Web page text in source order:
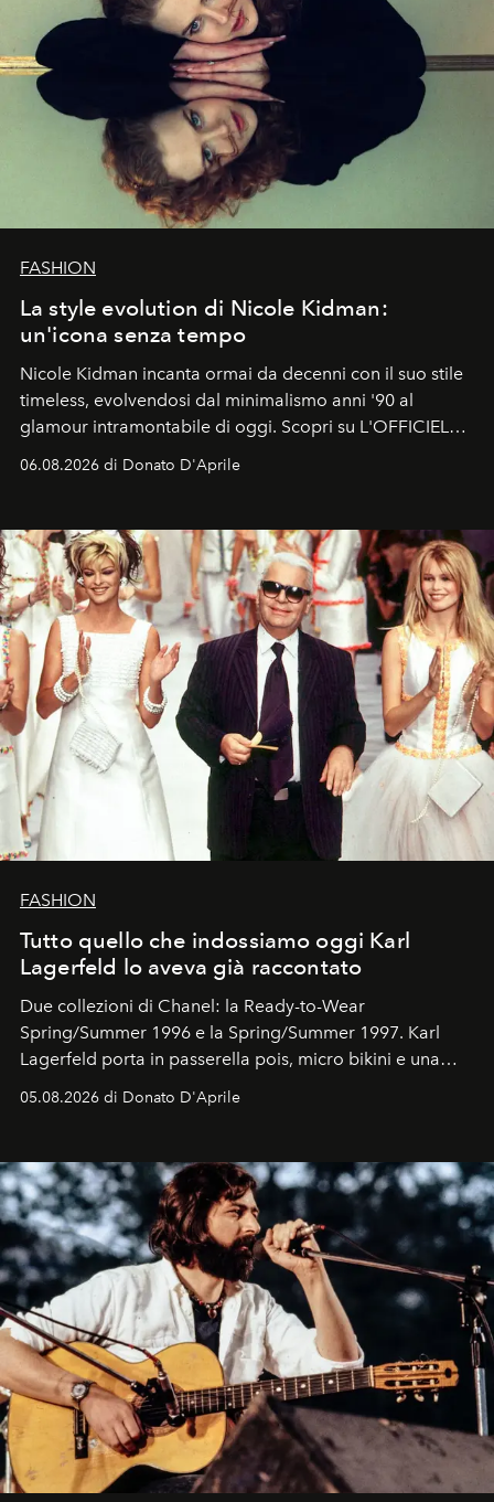
FASHION
La style evolution di Nicole Kidman:
un'icona senza tempo
Nicole Kidman incanta ormai da decenni con il suo stile
timeless, evolvendosi dal minimalismo anni '90 al
glamour intramontabile di oggi. Scopri su L'OFFICIEL
06.08.2026 di Donato D'Aprile
FASHION
Tutto quello che indossiamo oggi Karl
Lagerfeld lo aveva già raccontato
Due collezioni di Chanel: la Ready-to-Wear
Spring/Summer 1996 e la Spring/Summer 1997. Karl
Lagerfeld porta in passerella pois, micro bikini e una
Kate, Claudia e Carla una dietro l'altra. Trent'anni dopo,
uno dei documenti più contemporanei che abbiamo.
05.08.2026 di Donato D'Aprile